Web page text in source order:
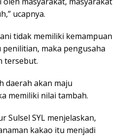
ucapnya.
tidak memiliki kemampuan
maka pengusaha
tersebut.
daerah akan maju
memiliki nilai tambah.
Sulsel SYL menjelaskan,
kakao itu menjadi